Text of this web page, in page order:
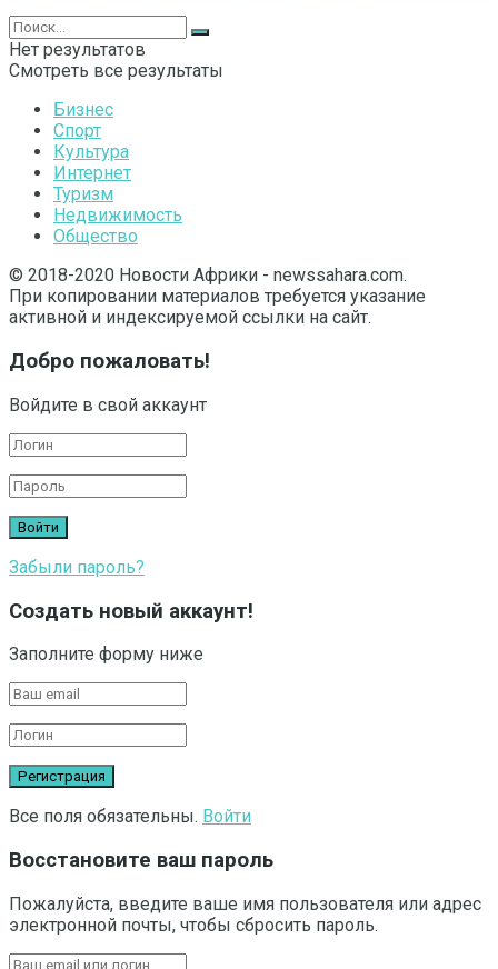
Нет результатов
Смотреть все результаты
Бизнес
Спорт
Культура
Интернет
Туризм
Недвижимость
Общество
© 2018-2020 Новости Африки - newssahara.com.
При копировании материалов требуется указание
активной и индексируемой ссылки на сайт.
Добро пожаловать!
Войдите в свой аккаунт
Забыли пароль?
Создать новый аккаунт!
Заполните форму ниже
Все поля обязательны. Войти
Восстановите ваш пароль
Пожалуйста, введите ваше имя пользователя или адрес
электронной почты, чтобы сбросить пароль.